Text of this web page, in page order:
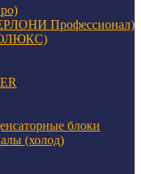
Профессионал)
блоки
(холод)